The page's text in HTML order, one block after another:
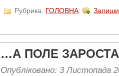
Рубрика: ГОЛОВНА
…А ПОЛЕ
Опубліковано: 3 Листопада